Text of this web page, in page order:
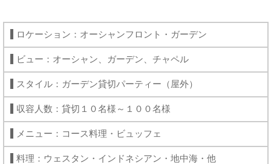
ロケーション：オーシャンフロント・ガーデン
ビュー：オーシャン、ガーデン、チャペル
スタイル：ガーデン貸切パーティー（屋外）
収容人数：貸切１０名様～１００名様
メニュー：コース料理・ビュッフェ
料理：ウェスタン・インドネシアン・地中海・他